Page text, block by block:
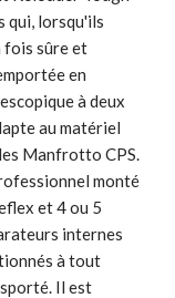
qui, lorsqu'ils
fois sûre et
en
à deux
au matériel
Manfrotto CPS.
monté
et 4 ou 5
internes
à tout
Il est